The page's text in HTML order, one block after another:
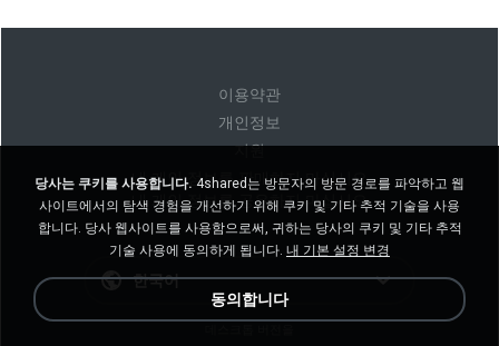
이용약관
개인정보
지원
내 개인 정보를 판매하지 마십시오
내 개인 정보를 공유하지 마십시오
한국어
당사는 쿠키를 사용합니다. 4shared는 방문자의 방문 경로를 파악하고 웹
사이트에서의 탐색 경험을 개선하기 위해 쿠키 및 기타 추적 기술을 사용
합니다. 당사 웹사이트를 사용함으로써, 귀하는 당사의 쿠키 및 기타 추적
기술 사용에 동의하게 됩니다. 내 기본 설정 변경
동의합니다